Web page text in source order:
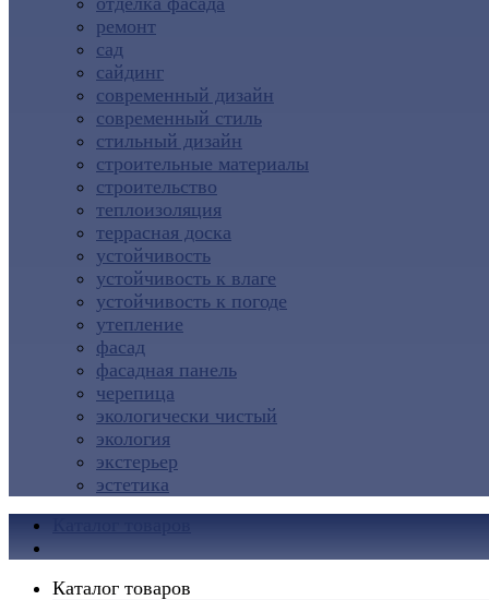
ремонт
сад
сайдинг
современный дизайн
современный стиль
стильный дизайн
строительные материалы
строительство
теплоизоляция
террасная доска
устойчивость
устойчивость к влаге
устойчивость к погоде
утепление
фасад
фасадная панель
черепица
экологически чистый
экология
экстерьер
эстетика
Каталог товаров